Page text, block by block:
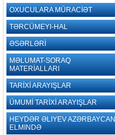
OXUCULARA MÜRACİƏT
TƏRCÜMEYI-HAL
ƏSƏRLƏRİ
MƏLUMAT-SORAQ
MATERİALLARI
TARİXİ ARAYIŞLAR
ÜMUMİ TARİXİ ARAYIŞLAR
HEYDƏR ƏLIYEV AZƏRBAYCAN
ELMINDƏ